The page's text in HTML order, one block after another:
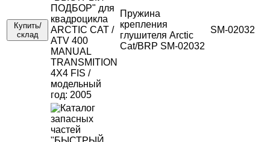
Купить/
склад
Пружина
крепления
глушителя Arctic
Cat/BRP SM-02032
SM-02032